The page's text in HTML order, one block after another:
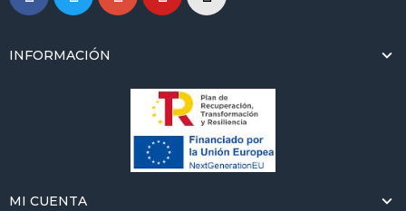
INFORMACIÓN
MI CUENTA